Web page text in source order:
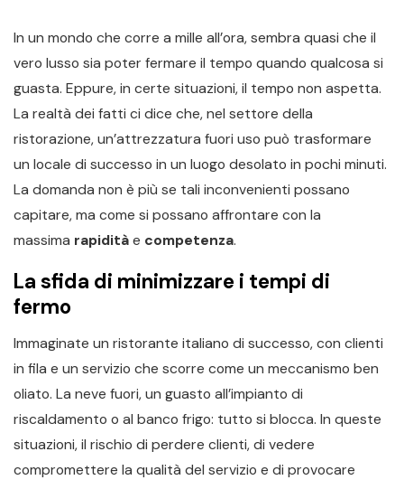
In un mondo che corre a mille all’ora, sembra quasi che il
vero lusso sia poter fermare il tempo quando qualcosa si
guasta. Eppure, in certe situazioni, il tempo non aspetta.
La realtà dei fatti ci dice che, nel settore della
ristorazione, un’attrezzatura fuori uso può trasformare
un locale di successo in un luogo desolato in pochi minuti.
La domanda non è più se tali inconvenienti possano
capitare, ma come si possano affrontare con la
massima rapiditàe competenza.
La sfida di minimizzare i tempi di
fermo
Immaginate un ristorante italiano di successo, con clienti
in fila e un servizio che scorre come un meccanismo ben
oliato. La neve fuori, un guasto all’impianto di
riscaldamento o al banco frigo: tutto si blocca. In queste
situazioni, il rischio di perdere clienti, di vedere
compromettere la qualità del servizio e di provocare